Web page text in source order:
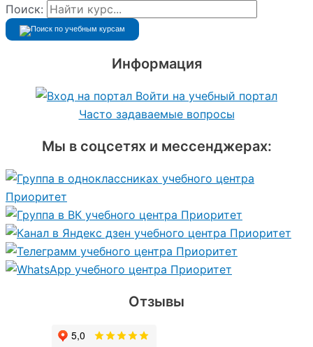
Поиск:
Информация
Войти на учебный портал
Часто задаваемые вопросы
Мы в соцсетях и мессенджерах:
Отзывы